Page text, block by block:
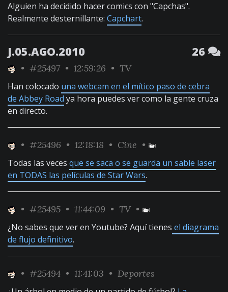
Alguien ha decidido hacer comics con "Capchas".
Realmente desternillante: Capchart.
J.05.AGO.2010 26
• #25497 • 12:59:26 • TV
Han colocado una webcam en el mítico paso de cebra
de Abbey Road ya hora puedes ver como la gente cruza
en directo.
• #25496 • 12:18:18 • Cine •
Todas las veces que se saca o se guarda un sable laser
en TODAS las películas de Star Wars.
• #25495 • 11:44:09 • TV•
¿No sabes que ver en Youtube? Aquí tienes el diagrama
de flujo definitivo.
• #25494 • 11:41:03 • Deportes